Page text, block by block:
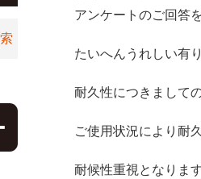
アンケートのご回答
たいへんうれしい有
耐久性につきまして
ご使用状況により耐
耐候性重視となりま